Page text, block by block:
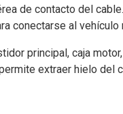
de contacto del
conectarse al vehículo
principal, caja
extraer hielo del